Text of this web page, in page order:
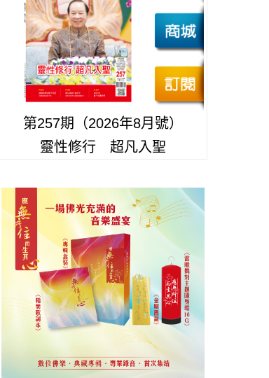
第257期（2026年8月號）
靈性修行 超凡入聖